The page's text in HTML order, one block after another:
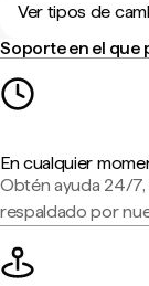
Ver tipos de
Soporte en el que
En cualquier
Obtén ayuda 24/7,
respaldado por